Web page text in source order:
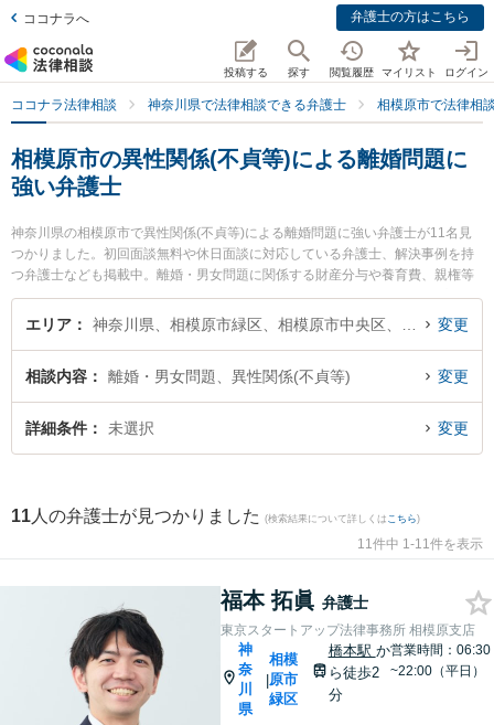
ココナラへ 弁護士の方はこちら
投稿する 探す 閲覧履歴 マイリスト ログイン
ココナラ法律相談 神奈川県で法律相談できる弁護士 相模原市で法律相
相模原市の異性関係(不貞等)による離婚問題に
強い弁護士
神奈川県の相模原市で異性関係(不貞等)による離婚問題に強い弁護士が11名見
つかりました。初回面談無料や休日面談に対応している弁護士、解決事例を持
つ弁護士なども掲載中。離婚・男女問題に関係する財産分与や養育費、親権等
の細かな分野での絞り込み検索もでき便利です。特に東京スタートアップ法律
事務所 相模原支店の福本 拓眞弁護士や虎ノ門法律経済事務所 相模原支店の原
関係(不貞等)による離婚問題のトラブルを今すぐに弁護士に相談したい』『異性
関係(不貞等)による離婚問題のトラブル解決の実績豊富な近くの弁護士を検索し
たい』『初回相談無料で異性関係(不貞等)による離婚問題を法律相談できる相模
エリア 変更
相談内容 離婚・男女問題、異性関係(不貞等) 変更
詳細条件 未選択 変更
11 人の弁護士が見つかりました (検索結果について詳しくは こちら)
11件中 1-11件を表示
福本 拓眞 弁護士
東京スタートアップ法律事務所 相模原支店
神
奈
川
県
|
相模
原市
緑区
橋本駅 か
ら徒歩2
分
営業時間：06:30
~22:00（平日）